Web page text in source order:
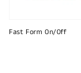
Fast Form On/Off